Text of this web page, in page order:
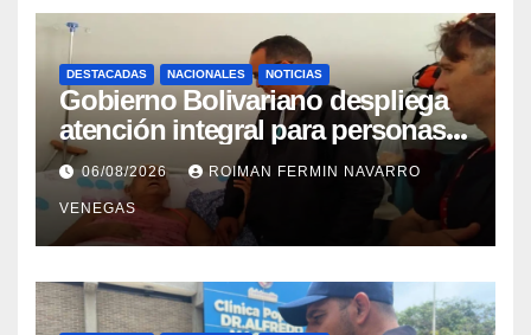
DESTACADAS NACIONALES NOTICIAS
Gobierno Bolivariano despliega
atención integral para personas
con discapacidad en
campamentos de La Guaira
06/08/2026 ROIMAN FERMIN NAVARRO
VENEGAS